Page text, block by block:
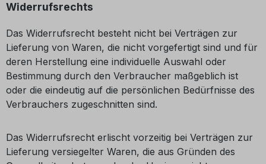
Widerrufsrechts
Das Widerrufsrecht besteht nicht bei Verträgen zur
Lieferung von Waren, die nicht vorgefertigt sind und für
deren Herstellung eine individuelle Auswahl oder
Bestimmung durch den Verbraucher maßgeblich ist
oder die eindeutig auf die persönlichen Bedürfnisse des
Verbrauchers zugeschnitten sind.
Das Widerrufsrecht erlischt vorzeitig bei Verträgen zur
Lieferung versiegelter Waren, die aus Gründen des